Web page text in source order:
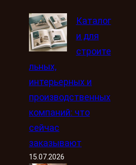
Каталог
и для
строите
льных,
интерьерных и
производственных
компаний: что
сейчас
заказывают
15.07.2026